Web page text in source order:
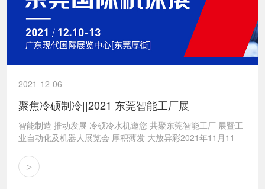
2021-12-06
聚焦冷硕制冷||2021 东莞智能工厂展
智能制造 推动发展 冷硕冷水机邀您 共聚东莞智能工厂 展暨工
业自动化及机器人展览会 厚积薄发 大放异彩2021年11月11
自动化及机器人展...
>